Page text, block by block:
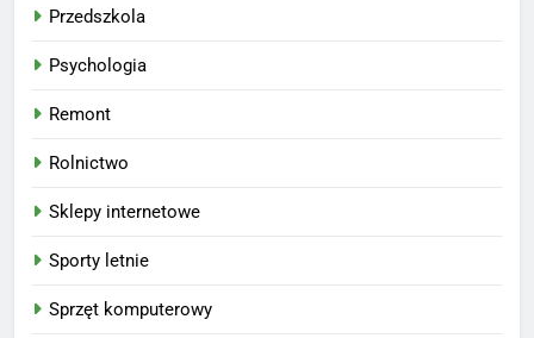
Przedszkola
Psychologia
Remont
Rolnictwo
Sklepy internetowe
Sporty letnie
Sprzęt komputerowy